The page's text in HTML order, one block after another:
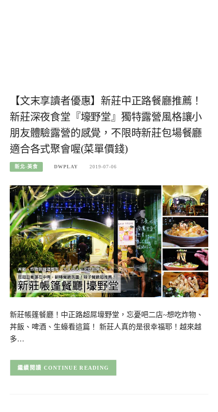
【文末享讀者優惠】新莊中正路餐廳推薦！
新莊深夜食堂『壕野堂』獨特露營風格讓小
朋友體驗露營的感覺，不限時新莊包場餐廳
適合各式聚會喔(菜單價錢)
新北-美食 DWPLAY 2019-07-06
新莊帳篷餐廳！中正路超屌壕野堂，忘憂吧二店~想吃炸物、
丼飯、啤酒、生蠔看這篇！ 新莊人真的是很幸福耶！越來越
多…
CONTINUE READING